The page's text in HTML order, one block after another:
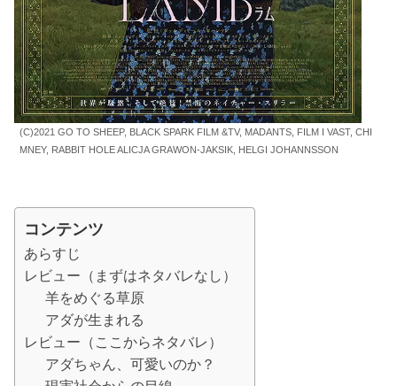
(C)2021 GO TO SHEEP, BLACK SPARK FILM &TV, MADANTS, FILM I VAST, CHI
MNEY, RABBIT HOLE ALICJA GRAWON-JAKSIK, HELGI JOHANNSSON
コンテンツ
あらすじ
レビュー（まずはネタバレなし）
羊をめぐる草原
アダが生まれる
レビュー（ここからネタバレ）
アダちゃん、可愛いのか？